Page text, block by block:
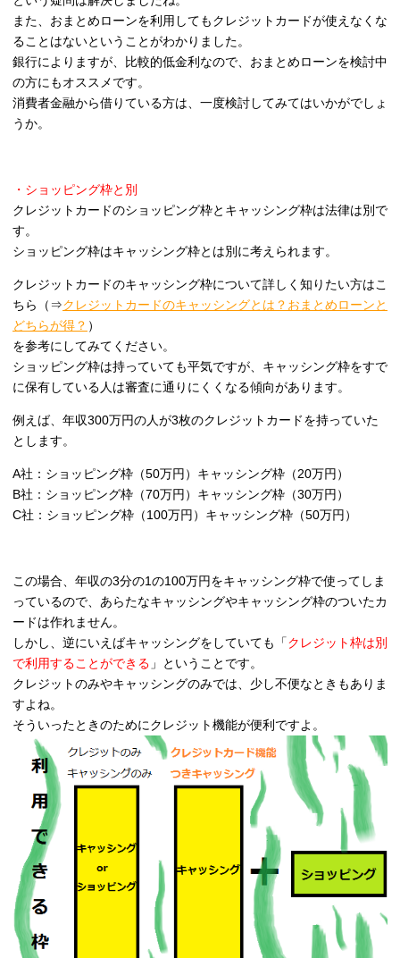
また、おまとめローンを利用してもクレジットカードが使えなくな
ることはないということがわかりました。
銀行によりますが、比較的低金利なので、おまとめローンを検討中
の方にもオススメです。
消費者金融から借りている方は、一度検討してみてはいかがでしょ
うか。
・ショッピング枠と別
クレジットカードのショッピング枠とキャッシング枠は法律は別で
す。
ショッピング枠はキャッシング枠とは別に考えられます。
クレジットカードのキャッシング枠について詳しく知りたい方はこ
ちら（⇒クレジットカードのキャッシングとは？おまとめローンと
どちらが得？ ）
を参考にしてみてください。
ショッピング枠は持っていても平気ですが、キャッシング枠をすで
に保有している人は審査に通りにくくなる傾向があります。
例えば、年収300万円の人が3枚のクレジットカードを持っていた
とします。
A社：ショッピング枠（50万円）キャッシング枠（20万円）
B社：ショッピング枠（70万円）キャッシング枠（30万円）
C社：ショッピング枠（100万円）キャッシング枠（50万円）
この場合、年収の3分の1の100万円をキャッシング枠で使ってしま
っているので、あらたなキャッシングやキャッシング枠のついたカ
ードは作れません。
しかし、逆にいえばキャッシングをしていても「クレジット枠は別
で利用することができる 」ということです。
クレジットのみやキャッシングのみでは、少し不便なときもありま
すよね。
そういったときのためにクレジット機能が便利ですよ。